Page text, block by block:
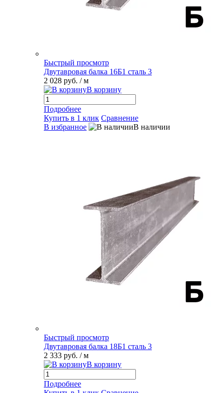
Быстрый просмотр
Двутавровая балка 16Б1 сталь 3
2 028 руб. / м
В корзину
Подробнее
Купить в 1 клик Сравнение
В избранное
В наличии
Быстрый просмотр
Двутавровая балка 18Б1 сталь 3
2 333 руб. / м
В корзину
Подробнее